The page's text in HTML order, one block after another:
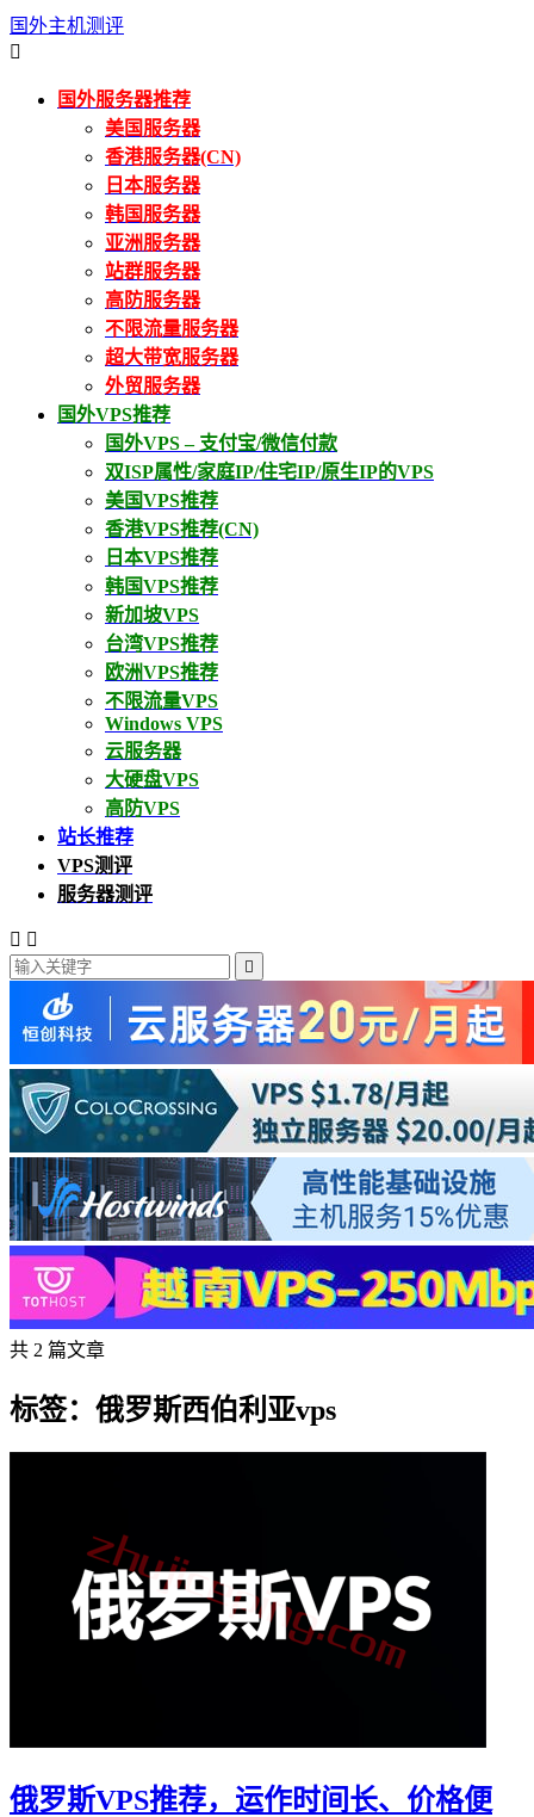
国外主机测评

国外服务器推荐
美国服务器
香港服务器(CN)
日本服务器
韩国服务器
亚洲服务器
站群服务器
高防服务器
不限流量服务器
超大带宽服务器
外贸服务器
国外VPS推荐
国外VPS – 支付宝/微信付款
双ISP属性/家庭IP/住宅IP/原生IP的VPS
美国VPS推荐
香港VPS推荐(CN)
日本VPS推荐
韩国VPS推荐
新加坡VPS
台湾VPS推荐
欧洲VPS推荐
不限流量VPS
Windows VPS
云服务器
大硬盘VPS
高防VPS
站长推荐
VPS测评
服务器测评
 

共 2 篇文章
标签：俄罗斯西伯利亚vps
俄罗斯VPS推荐，运作时间长、价格便